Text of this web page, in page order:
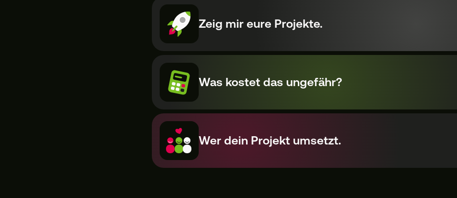
Zeig mir eure Projekte.
Was kostet das ungefähr?
Wer dein Projekt umsetzt.